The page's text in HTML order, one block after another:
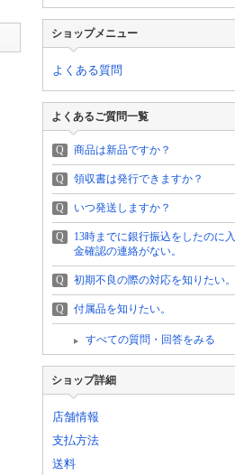
ショップメニュー
よくある質問
よくあるご質問一覧
Q 商品は新品ですか？
Q 領収書は発行できますか？
Q いつ発送しますか？
Q
13時までに銀行振込をしたのに入
金確認の連絡がない。
Q 初期不良の際の対応を知りたい。
Q 付属品を知りたい。
すべての質問・回答をみる
ショップ詳細
店舗情報
支払方法
送料